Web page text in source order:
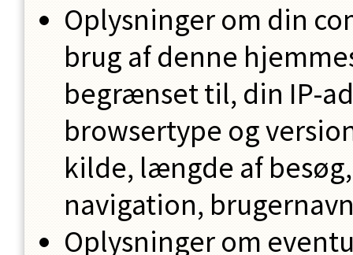
Oplysninger om din
brug af denne
begrænset til, din IP-
browsertype og
kilde, længde af
navigation,
Oplysninger om